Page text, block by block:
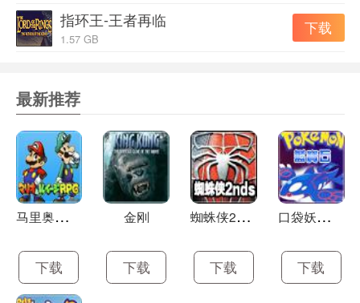
指环王-王者再临
1.57 GB
下载
最新推荐
马
里奥和路易rpg2
下载
金刚
下载
蜘
蛛侠2nds版
下载
口
袋妖怪蓝中文版
下载